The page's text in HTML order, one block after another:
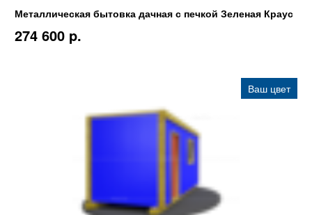
Металлическая бытовка дачная с печкой Зеленая Краус
274 600 p.
Ваш цвет